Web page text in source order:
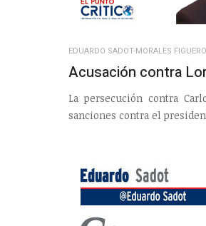
EDUARDO SADOT-MORALES
Acusación contra
La persecución contra
sanciones contra el